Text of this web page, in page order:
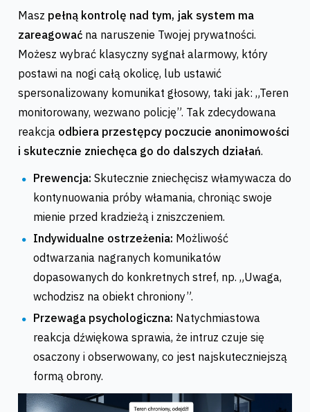
Masz pełną kontrolę nad tym, jak system ma
zareagować na naruszenie Twojej prywatności.
Możesz wybrać klasyczny sygnał alarmowy, który
postawi na nogi całą okolicę, lub ustawić
spersonalizowany komunikat głosowy, taki jak: „Teren
monitorowany, wezwano policję”. Tak zdecydowana
reakcja odbiera przestępcy poczucie anonimowości
i skutecznie zniechęca go do dalszych działań.
Prewencja: Skutecznie zniechęcisz włamywacza do
kontynuowania próby włamania, chroniąc swoje
mienie przed kradzieżą i zniszczeniem.
Indywidualne ostrzeżenia: Możliwość
odtwarzania nagranych komunikatów
dopasowanych do konkretnych stref, np. „Uwaga,
wchodzisz na obiekt chroniony”.
Przewaga psychologiczna: Natychmiastowa
reakcja dźwiękowa sprawia, że intruz czuje się
osaczony i obserwowany, co jest najskuteczniejszą
formą obrony.